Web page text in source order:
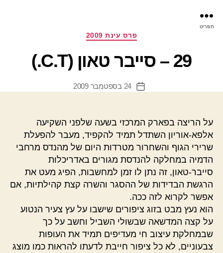
תפריט
קטגוריותפרס עינת 2009
29 – סייבר טאון (C.T.)
תאריך
24 בספטמבר 2009
על הריצה בפארק המרכזי בשעה שלפני השקיעה
אלפא-אוריון השתדל תמיד להקפיד, מעבר להפעלת
שרירי הגוף והשחרור מטרדות היום של מהנדס מרחבי
הדמיה במחלקה להנדסת מגורים באדריכלות
סייבר-טאון, זה נתן לו זמן למחשבות, הפיג מעט את
הרגשת הבדידות של ההסגר והשרה קצת קהילתיות, אם
אפשר לקרוא לזה ככה.
הוא נעץ מבט בזוג ציפורים שישבו על עץ צעיר הנטוע
על קצה המדשאה שבשולי השביל וחשב על כך
שבמחלקת עיצוב חי מעדיפים תמיד את העופות
צבעוניים, לא כל ציפור חייבת לדעתו להראות כמו מוצג